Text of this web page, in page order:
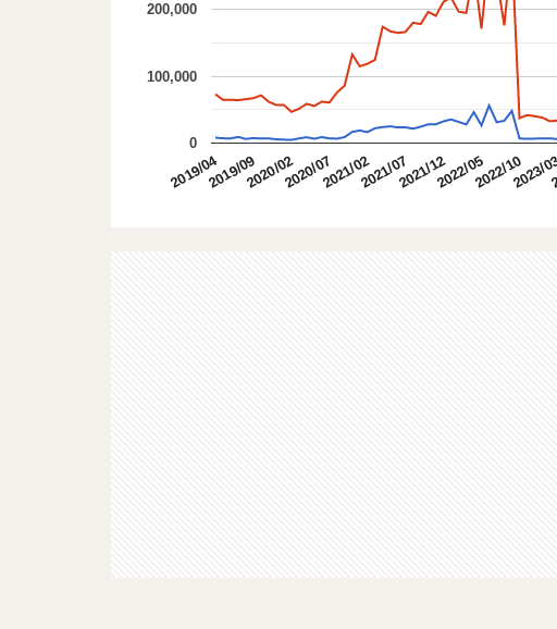
2019/042019/092020/022020/072021/022021/072021/122022/052022/102023/
0
100,000
200,000